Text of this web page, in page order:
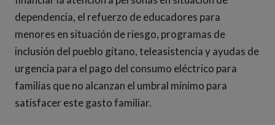
dependencia, el refuerzo de educadores para
menores en situación de riesgo, programas de
inclusión del pueblo gitano, teleasistencia y ayudas de
urgencia para el pago del consumo eléctrico para
familias que no alcanzan el umbral mínimo para
satisfacer este gasto familiar.